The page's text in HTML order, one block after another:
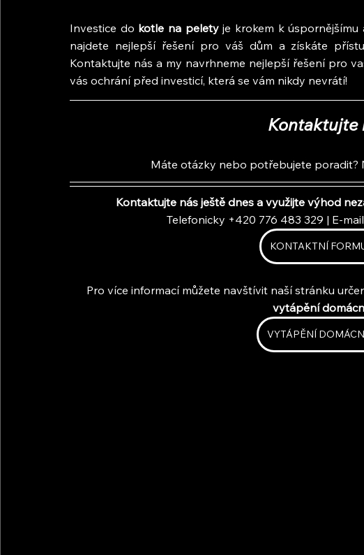
Investice do kotle na pelety je krokem k úspornějšímu
najdete nejlepší řešení pro váš dům a získáte
Kontaktujte nás a my navrhneme nejlepší řešení pro
vás ochrání před investicí, která se vám nikdy nevrátí!
Kontaktujte
Máte otázky nebo potřebujete poradit?
Kontaktujte nás ještě dnes a využijte výhod
Telefonicky +420 776 483 329 | E-
KONTAKTNÍ
Pro více informací můžete navštívit naší stránku
vytápění
VYTÁPĚNÍ